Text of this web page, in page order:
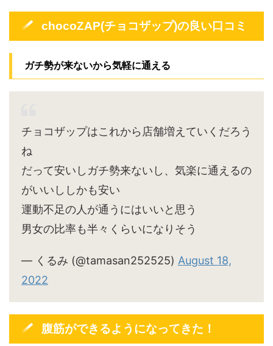
chocoZAP(チョコザップ)の良い口コミ
ガチ勢が来ないから気軽に通える
チョコザップはこれから店舗増えていくだろう
ね
だって安いしガチ勢来ないし、気楽に通えるの
がいいししかも安い
運動不足の人が通うにはいいと思う
男女の比率も半々くらいになりそう
— くるみ (@tamasan252525) August 18,
2022
腹筋ができるようになってきた！